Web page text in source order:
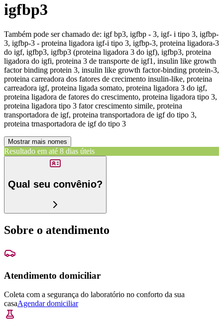
igfbp3
Também pode ser chamado de: igf bp3, igfbp - 3, igf- i tipo 3, igfbp-
3, igfbp-3 - proteina ligadora igf-i tipo 3, igfbp-3, proteina ligadora-3
do igf, igfbp3, igfbp3 (proteina ligadora 3 do igf), igfbp3, proteina
ligadora do igfi, proteina 3 de transporte de igf1, insulin like growth
factor binding protein 3, insulin like growth factor-binding protein-3,
proteina carreadora dos fatores de crecimento insulin-like, proteina
carreadora igf, proteina ligada somato, proteina ligadora 3 do igf,
proteina ligadora de fatores do crescimento, proteina ligadora tipo 3,
proteina ligadora tipo 3 fator crescimento simile, proteina
transportadora de igf, proteina transportadora de igf do tipo 3,
proteina trnasportadora de igf do tipo 3
Mostrar mais nomes
Resultado em até 8 dias úteis
Qual seu convênio?
Sobre o atendimento
Atendimento domiciliar
Coleta com a segurança do laboratório no conforto da sua
casaAgendar domiciliar